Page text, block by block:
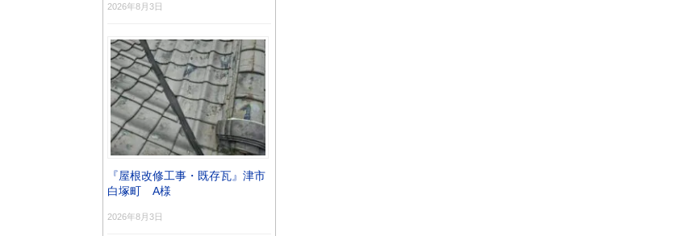
2026年8月3日
『屋根改修工事・既存瓦』津市
白塚町 A様
2026年8月3日